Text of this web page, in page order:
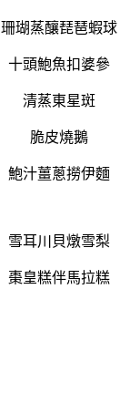
珊瑚蒸釀琵琶蝦球
十頭鮑魚扣婆參
清蒸東星斑
脆皮燒鵝
鮑汁薑蔥撈伊麵
雪耳川貝燉雪梨
棗皇糕伴馬拉糕